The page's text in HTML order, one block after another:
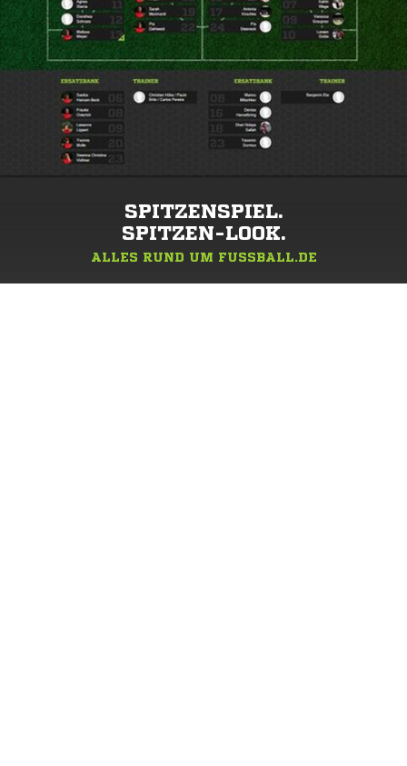
SPITZENSPIEL.
SPITZEN-LOOK.
ALLES RUND UM FUSSBALL.DE